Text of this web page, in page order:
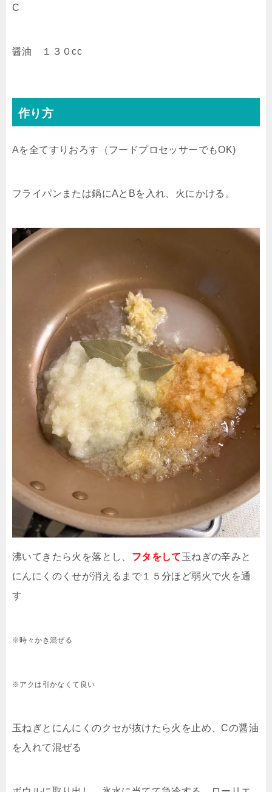
C
醤油 １３０cc
作り方
Aを全てすりおろす（フードプロセッサーでもOK)
フライパンまたは鍋にAとBを入れ、火にかける。
沸いてきたら火を落とし、 フタをして玉ねぎの辛みと
にんにくのくせが消えるまで１５分ほど弱火で火を通
す
※時々かき混ぜる
※アクは引かなくて良い
玉ねぎとにんにくのクセが抜けたら火を止め、Cの醤油
を入れて混ぜる